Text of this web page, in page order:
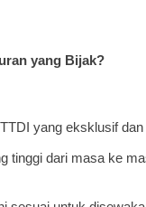
yang Bijak?
yang eksklusif
tinggi dari masa ke